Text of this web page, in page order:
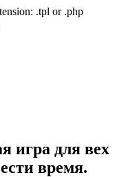
.tpl or .php
игра для вех
время.